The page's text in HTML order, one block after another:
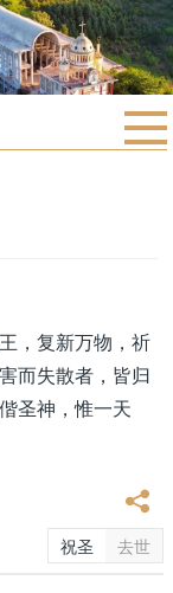
，复新万物，祈
而失散者，皆归
圣神，惟一天
祝圣 去世